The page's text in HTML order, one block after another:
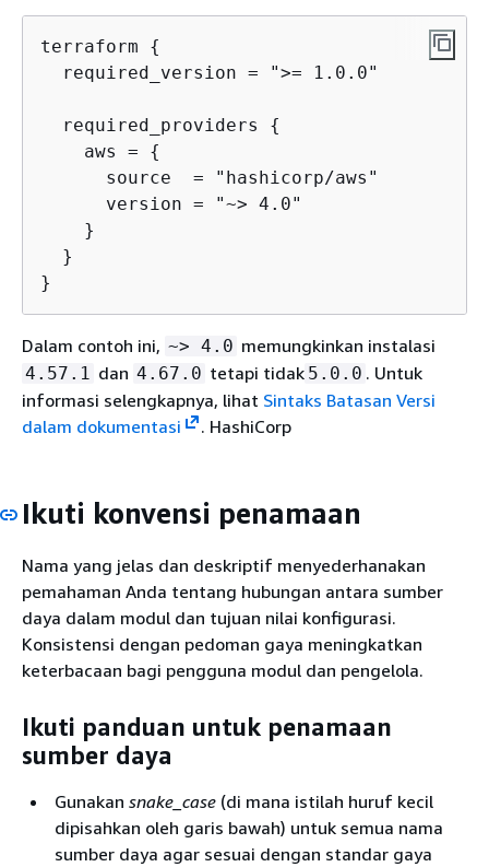
terraform {
  required_version = ">= 1.0.0"
  required_providers
{
    aws =
{
      source  = "hashicorp/aws"
      version = "~> 4.0"
    }
  }
}
Dalam contoh ini, ~> 4.0 memungkinkan instalasi
4.57.1 dan 4.67.0 tetapi tidak 5.0.0 . Untuk
informasi selengkapnya, lihat Sintaks Batasan Versi
dalam dokumentasi
. HashiCorp
Ikuti konvensi penamaan
Nama yang jelas dan deskriptif menyederhanakan
pemahaman Anda tentang hubungan antara sumber
daya dalam modul dan tujuan nilai konfigurasi.
Konsistensi dengan pedoman gaya meningkatkan
keterbacaan bagi pengguna modul dan pengelola.
Ikuti panduan untuk penamaan
sumber daya
Gunakan snake_case (di mana istilah huruf kecil
dipisahkan oleh garis bawah) untuk semua nama
sumber daya agar sesuai dengan standar gaya